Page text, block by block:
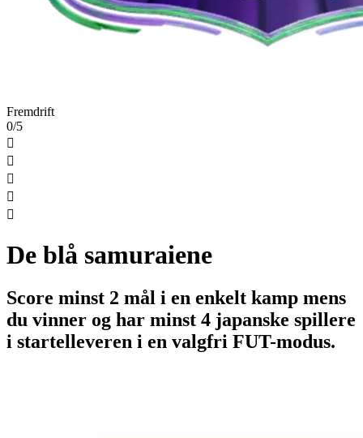
Fremdrift
0/5





De blå samuraiene
Score minst 2 mål i en enkelt kamp mens
du vinner og har minst 4 japanske spillere
i startelleveren i en valgfri FUT-modus.